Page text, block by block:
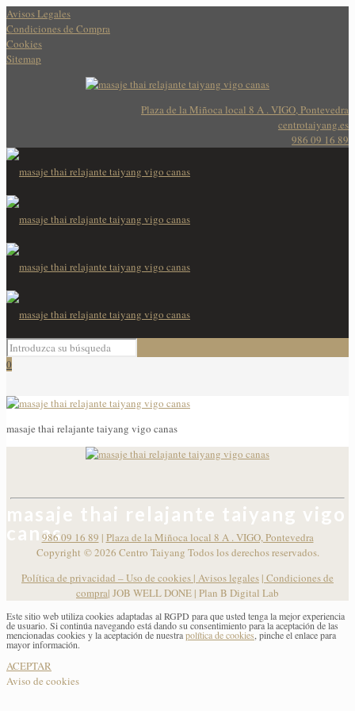
Avisos Legales
Condiciones de Compra
Cookies
Sitemap
Plaza de la Miñoca local 8 A . VIGO, Pontevedra
centrotaiyang.es
986 09 16 89
0
masaje thai relajante taiyang vigo
canas
masaje thai relajante taiyang vigo canas
986 09 16 89 | Plaza de la Miñoca local 8 A . VIGO, Pontevedra
Copyright ©2026 Centro Taiyang Todos los derechos reservados.
Política de privacidad – Uso de cookies | Avisos legales | Condiciones de
compra| JOB WELL DONE | Plan B Digital Lab
Este sitio web utiliza cookies adaptadas al RGPD para que usted tenga la mejor experiencia
de usuario. Si continúa navegando está dando su consentimiento para la aceptación de las
mencionadas cookies y la aceptación de nuestrapolítica de cookies , pinche el enlace para
mayor información.
ACEPTAR
Aviso de cookies